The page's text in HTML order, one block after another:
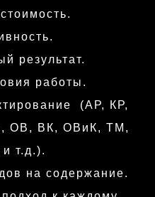
результат.
работы.
(АР, КР,
ОВ, ВК, ОВиК, ТМ,
т.д.).
на содержание.